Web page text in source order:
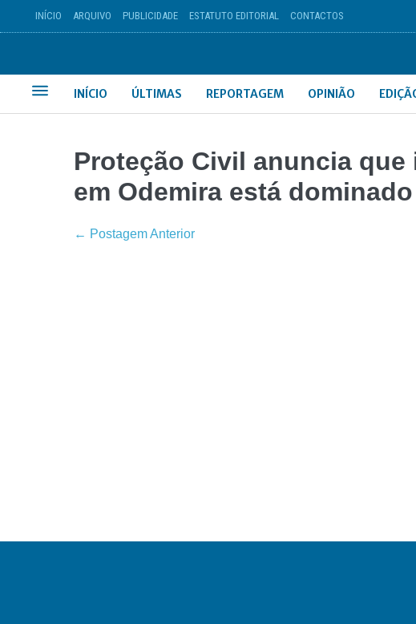
INÍCIO ARQUIVO PUBLICIDADE ESTATUTO EDITORIAL CONTACTOS
INÍCIO ÚLTIMAS REPORTAGEM OPINIÃO
Proteção Civil anuncia que
em Odemira está dominado
← Postagem Anterior